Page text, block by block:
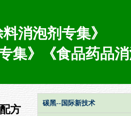
消泡剂专集》
集》《食品药品消
碳黑--国际新技术
方